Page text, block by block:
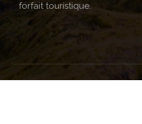
forfait touristique.